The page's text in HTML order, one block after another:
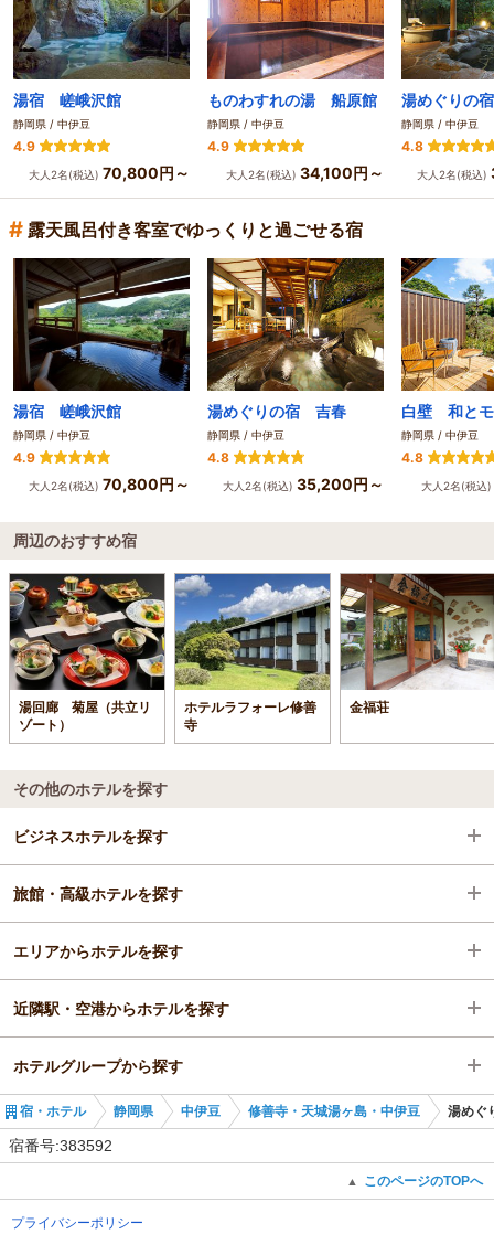
湯宿 嵯峨沢館
静岡県 / 中伊豆
4.9
大人2名(税込) 70,800円～
ものわすれの湯 船原館
静岡県 / 中伊豆
4.9
大人2名(税込) 34,100円～
湯めぐりの
静岡県 / 中伊豆
4.8
大人2名(税込)
# 露天風呂付き客室でゆっくりと過ごせる宿
湯宿 嵯峨沢館
静岡県 / 中伊豆
4.9
大人2名(税込) 70,800円～
湯めぐりの宿 吉春
静岡県 / 中伊豆
4.8
大人2名(税込) 35,200円～
静岡県 / 中伊豆
4.8
大人2名(税込)
周辺のおすすめ宿
湯回廊 菊屋（共立リ
ゾート）
ホテルラフォーレ修善
寺
金福荘
その他のホテルを探す
ビジネスホテルを探す
静岡県
中伊豆
修善寺・天城湯ヶ島・中伊豆
旅館・高級ホテルを探す
静岡県
エリアからホテルを探す
静岡県
中伊豆
修善寺・天城湯ヶ島・中伊豆
近隣駅・空港からホテルを探す
修善寺駅
大仁駅
ホテルグループから探す
全国の共立リゾート（共立メンテナンス）
宿・ホテル 静岡県 中伊豆 修善寺・天城湯ヶ島・中伊豆 湯めぐ
宿番号:383592
▲ このページのTOPへ
プライバシーポリシー